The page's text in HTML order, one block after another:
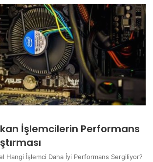
İşlemcilerin Performans
Hangi İşlemci Daha İyi Performans Sergiliyor?